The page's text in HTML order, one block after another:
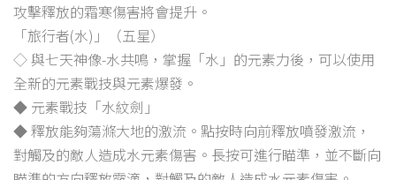
攻擊釋放的霜寒傷害將會提升。
「旅行者(水)」（五星）
◇ 與七天神像-水共鳴，掌握「水」的元素力後，可以使用
全新的元素戰技與元素爆發。
◆ 元素戰技「水紋劍」
◆ 釋放能夠蕩滌大地的激流。點按時向前釋放噴發激流，
對觸及的敵人造成水元素傷害。長按可進行瞄準，並不斷向